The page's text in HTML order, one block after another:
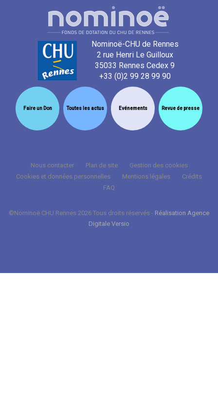
Nominoë-CHU de Rennes
2 rue Henri Le Guilloux
35033 Rennes Cedex 9
+33 (0)2 99 28 99 90
Faire un Don Toutes les actus Evénements Revue de presse
Nous contacter Plan de site
Gestion des cookies
Cookies et données personnelles
Mentions légales
Crédits
FAQ
©Nominoë CHU Rennes 2026 Tous droits réservés - Réalisation Agence
Digitale Versio